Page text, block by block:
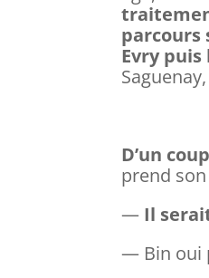
parcours
Evry puis
D’un
prend
— Il
— Bin oui